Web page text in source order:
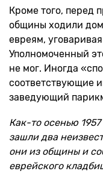
Кроме того, перед
общины ходили
евреям,
Уполномоченный
не мог. Иногда
соответствующие
заведующий
Как-то осенью
зашли два
они из общины и
еврейского